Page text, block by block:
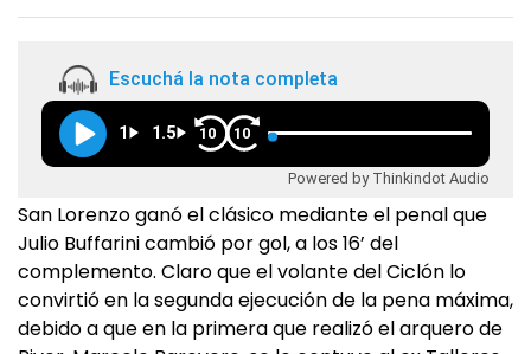
Escuchá la nota completa
1 1.5 10 10
Powered by Thinkindot Audio
San Lorenzo ganó el clásico mediante el penal que
Julio Buffarini cambió por gol, a los 16’ del
complemento. Claro que el volante del Ciclón lo
convirtió en la segunda ejecución de la pena máxima,
debido a que en la primera que realizó el arquero de